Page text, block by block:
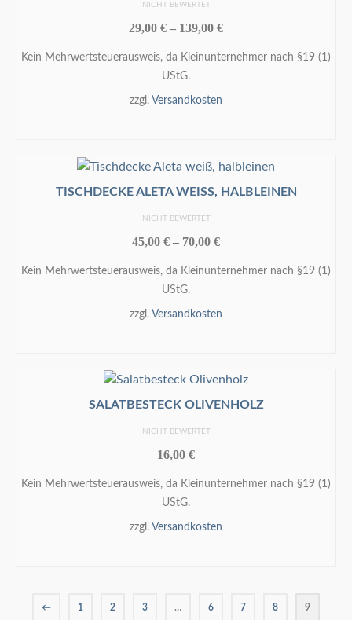
NICHT BEWERTET
29,00 € – 139,00 €
Kein Mehrwertsteuerausweis, da Kleinunternehmer nach §19 (1)
UStG.
zzgl. Versandkosten
Produkt
weist
Varianten
auf.
auf
gewählt
TISCHDECKE ALETA WEISS, HALBLEINEN
NICHT BEWERTET
45,00 € – 70,00 €
Kein Mehrwertsteuerausweis, da Kleinunternehmer nach §19 (1)
UStG.
zzgl. Versandkosten
Produkt
weist
Varianten
auf.
auf
werden
SALATBESTECK OLIVENHOLZ
NICHT BEWERTET
16,00 €
Kein Mehrwertsteuerausweis, da Kleinunternehmer nach §19 (1)
UStG.
zzgl. Versandkosten
← 1 2 3 … 6 7 8 9